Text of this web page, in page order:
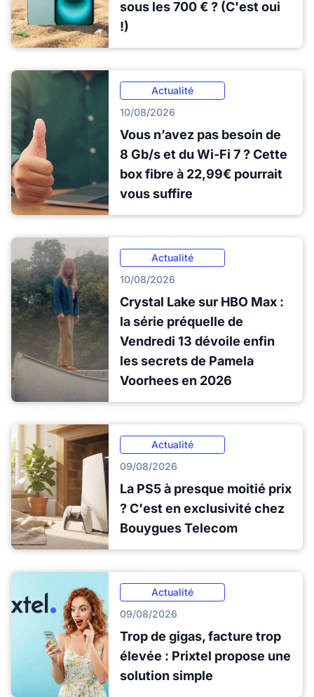
sous les 700 € ? (C'est oui
!)
Actualité
10/08/2026
Vous n’avez pas besoin de
8 Gb/s et du Wi-Fi 7 ? Cette
box fibre à 22,99€ pourrait
vous suffire
Actualité
10/08/2026
Crystal Lake sur HBO Max :
la série préquelle de
Vendredi 13 dévoile enfin
les secrets de Pamela
Voorhees en 2026
Actualité
09/08/2026
La PS5 à presque moitié prix
? C'est en exclusivité chez
Bouygues Telecom
Actualité
09/08/2026
Trop de gigas, facture trop
élevée : Prixtel propose une
solution simple